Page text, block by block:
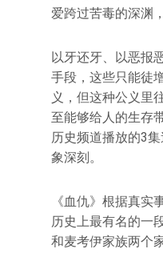
爱跨过苦毒的深渊
以牙还牙、以恶报
手段，这些只能徒
义，但这种公义里
至能够给人的生存
历史频道播放的3
象深刻。
《血仇》根据真实
历史上最有名的一
和麦考伊家族两个